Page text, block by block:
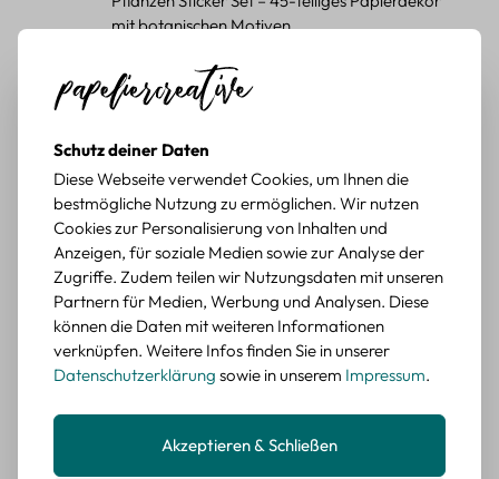
mit botanischen Motiven
Durchschnittliche Bewertung von 5 von 5 Sternen
Erika G. diesen Monat
Schöne Motive
würde sie wieder kaufen.
BEWERTETER ARTIKEL
Retro Briefmarken Sticker Set – 45 Papier-
Sticker mit Wald- und Tiermotiven
Durchschnittliche Bewertung von 5 von 5 Sternen
Erika G.diesen Monat Verifizierter Kauf
Schöne Motive
Die Sticker passen gut zu meinen Büchern, würde sie
wieder kaufen.
Retro Blumen Sticker Set – 45 Stück mit 15
Schutz deiner Daten
Diese Webseite verwendet Cookies, um Ihnen die
bestmögliche Nutzung zu ermöglichen. Wir nutzen
Cookies zur Personalisierung von Inhalten und
Anzeigen, für soziale Medien sowie zur Analyse der
Zugriffe. Zudem teilen wir Nutzungsdaten mit unseren
Partnern für Medien, Werbung und Analysen. Diese
können die Daten mit weiteren Informationen
verknüpfen. Weitere Infos finden Sie in unserer
Datenschutzerklärung sowie in unserem Impressum.
Akzeptieren & Schließen